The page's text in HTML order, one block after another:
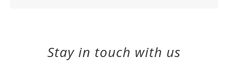
Stay in touch with us